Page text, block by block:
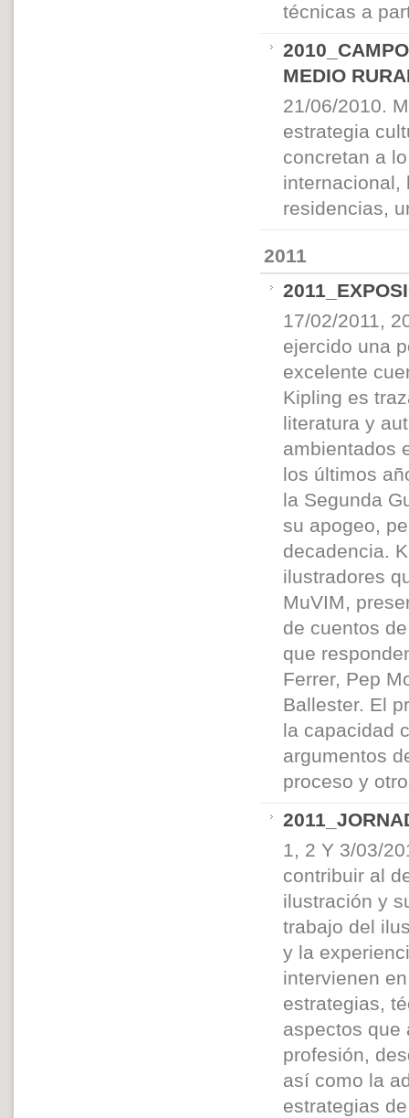
técnicas a
MEDIO
21/06/2010.
estrategia
concretan a
internacional,
residencias,
2011
17/02/2011,
ejercido una
excelente
Kipling es
literatura y
ambientados
los últimos
la Segunda
su apogeo,
decadencia.
ilustradores
MuVIM,
de cuentos
que
Ferrer, Pep
Ballester. El
la capacidad
argumentos
proceso y
1, 2 Y 3/03/
contribuir al
ilustración y
trabajo del
y la
intervienen
estrategias,
aspectos que
profesión,
así como la
estrategias